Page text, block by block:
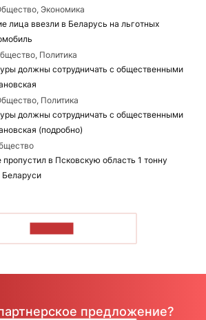
Экономика
лица ввезли в Беларусь на льготных
Политика
должны сотрудничать с общественными
Политика
должны сотрудничать с общественными
(подробно)
пропустил в Псковскую область 1 тонну
Беларуси
предложение?